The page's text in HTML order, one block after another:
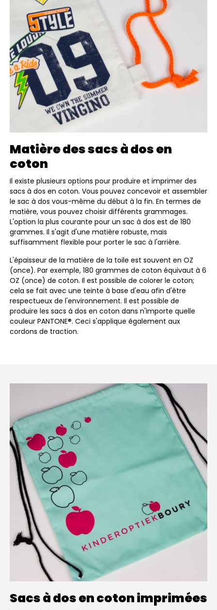
Matière des sacs à dos en
coton
Il existe plusieurs options pour produire et imprimer des
sacs à dos en coton. Vous pouvez concevoir et assembler
le sac à dos vous-même du début à la fin. En termes de
matière, vous pouvez choisir différents grammages.
L'option la plus courante pour un sac à dos est de 180
grammes. Il s'agit d'une matière robuste, mais
suffisamment flexible pour porter le sac à l'arrière.
L'épaisseur de la matière de la toile est souvent en OZ
(once). Par exemple, 180 grammes de coton équivaut à 6
OZ (once) de coton. Il est possible de colorer le coton;
cela se fait avec une teinte à base d'eau afin d'être
respectueux de l'environnement. Il est possible de
produire les sacs à dos en coton dans n'importe quelle
couleur PANTONE®. Ceci s'applique également aux
cordons de traction.
Sacs à dos en coton imprimées